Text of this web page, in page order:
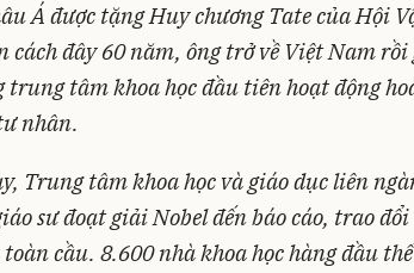
Á được tặng Huy chương Tate của Hội
cách đây 60 năm, ông trở về Việt Nam rồi
tâm khoa học đầu tiên hoạt động
nhân.
Trung tâm khoa học và giáo dục liên
sư đoạt giải Nobel đến báo cáo, trao đổi
cầu. 8.600 nhà khoa học hàng đầu